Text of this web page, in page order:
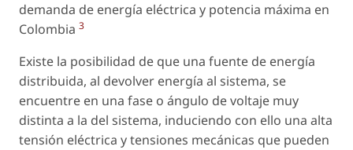
demanda de energía eléctrica y potencia máxima en
Colombia 3
Existe la posibilidad de que una fuente de energía
distribuida, al devolver energía al sistema, se
encuentre en una fase o ángulo de voltaje muy
distinta a la del sistema, induciendo con ello una alta
tensión eléctrica y tensiones mecánicas que pueden